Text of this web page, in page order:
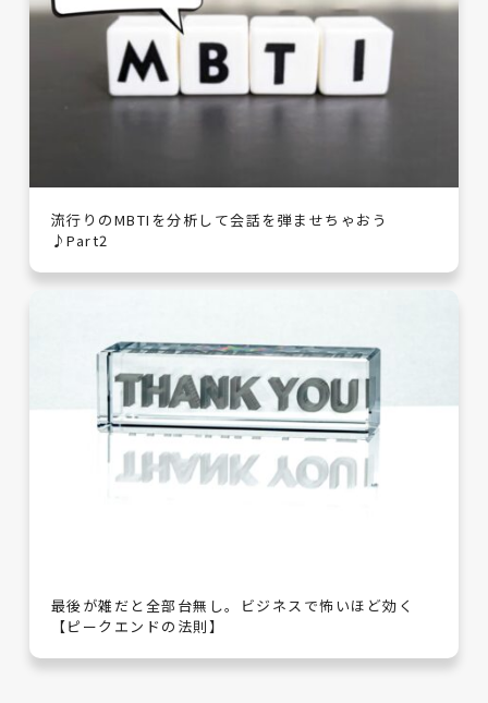
流行りのMBTIを分析して会話を弾ませちゃおう
♪Part2
最後が雑だと全部台無し。ビジネスで怖いほど効く
【ピークエンドの法則】